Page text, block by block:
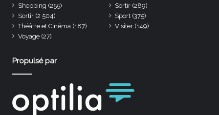
Shopping (255) Sortir (289)
Sortir (2 504) Sport (375)
Théâtre et Cinéma (187) Visiter (149)
Voyage (27)
Propulsé par